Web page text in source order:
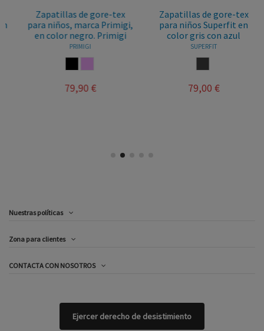
Zapatillas de gore-tex
para niños, marca Primigi,
en color negro. Primigi
PRIMIGI
79,90 €
Zapatillas de gore-tex
para niños Superfit en
color gris con azul
SUPERFIT
79,00 €
Nuestras políticas
Zona para clientes
CONTACTA CON NOSOTROS
Ejercer derecho de desistimiento